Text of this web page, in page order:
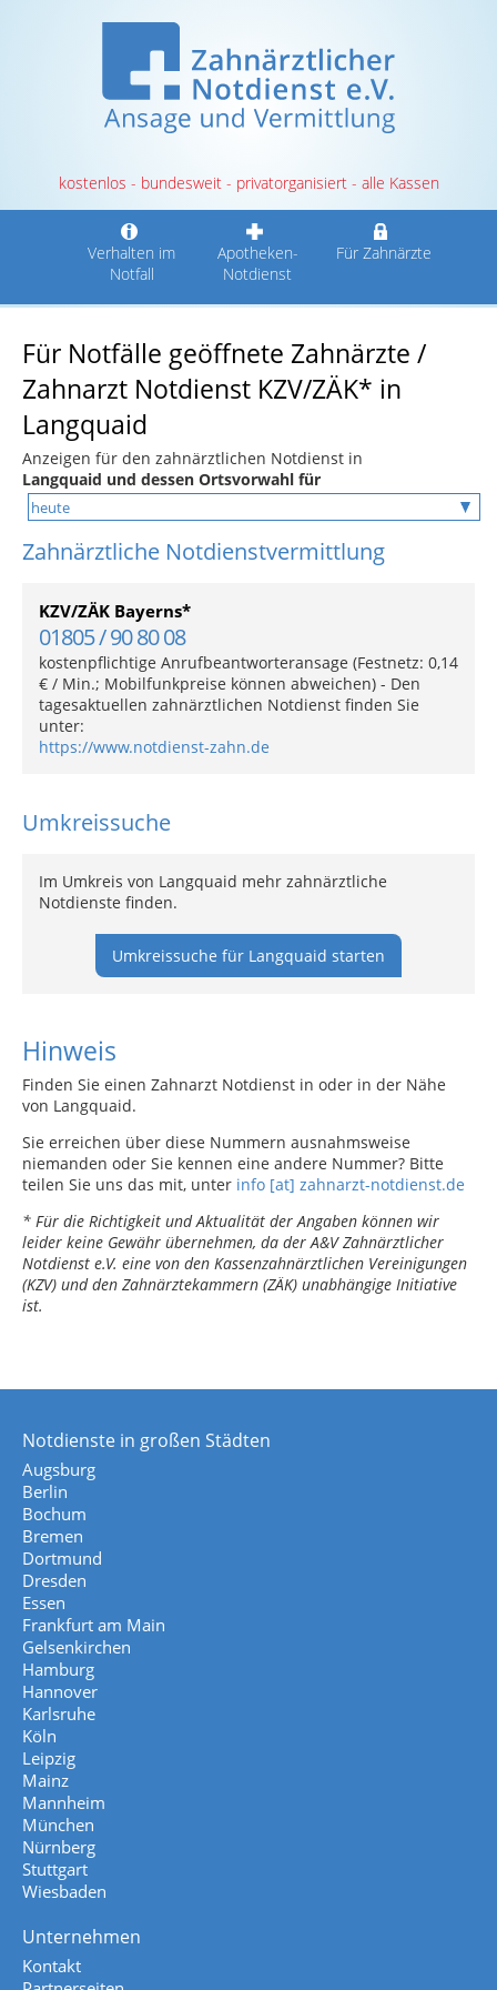
kostenlos - bundesweit - privatorganisiert - alle Kassen
Verhalten im
Notfall
Apotheken-
Notdienst
Für Zahnärzte
Für Notfälle geöffnete Zahnärzte /
Zahnarzt Notdienst KZV/ZÄK* in
Langquaid
Anzeigen für den zahnärztlichen Notdienst in
Langquaid und dessen Ortsvorwahl für
Zahnärztliche Notdienstvermittlung
KZV/ZÄK Bayerns*
01805 / 90 80 08
kostenpflichtige Anrufbeantworteransage (Festnetz: 0,14
€ / Min.; Mobilfunkpreise können abweichen) - Den
tagesaktuellen zahnärztlichen Notdienst finden Sie
unter:
https://www.notdienst-zahn.de
Umkreissuche
Im Umkreis von Langquaid mehr zahnärztliche
Notdienste finden.
Umkreissuche für Langquaid starten
Hinweis
Finden Sie einen Zahnarzt Notdienst in oder in der Nähe
von Langquaid.
Sie erreichen über diese Nummern ausnahmsweise
niemanden oder Sie kennen eine andere Nummer? Bitte
teilen Sie uns das mit, unter info [at] zahnarzt-notdienst.de
* Für die Richtigkeit und Aktualität der Angaben können wir
leider keine Gewähr übernehmen, da der A&V Zahnärztlicher
Notdienst e.V. eine von den Kassenzahnärztlichen Vereinigungen
(KZV) und den Zahnärztekammern (ZÄK) unabhängige Initiative
ist.
Notdienste in großen Städten
Augsburg
Berlin
Bochum
Bremen
Dortmund
Dresden
Essen
Frankfurt am Main
Gelsenkirchen
Hamburg
Hannover
Karlsruhe
Köln
Leipzig
Mainz
Mannheim
München
Nürnberg
Stuttgart
Wiesbaden
Unternehmen
Kontakt